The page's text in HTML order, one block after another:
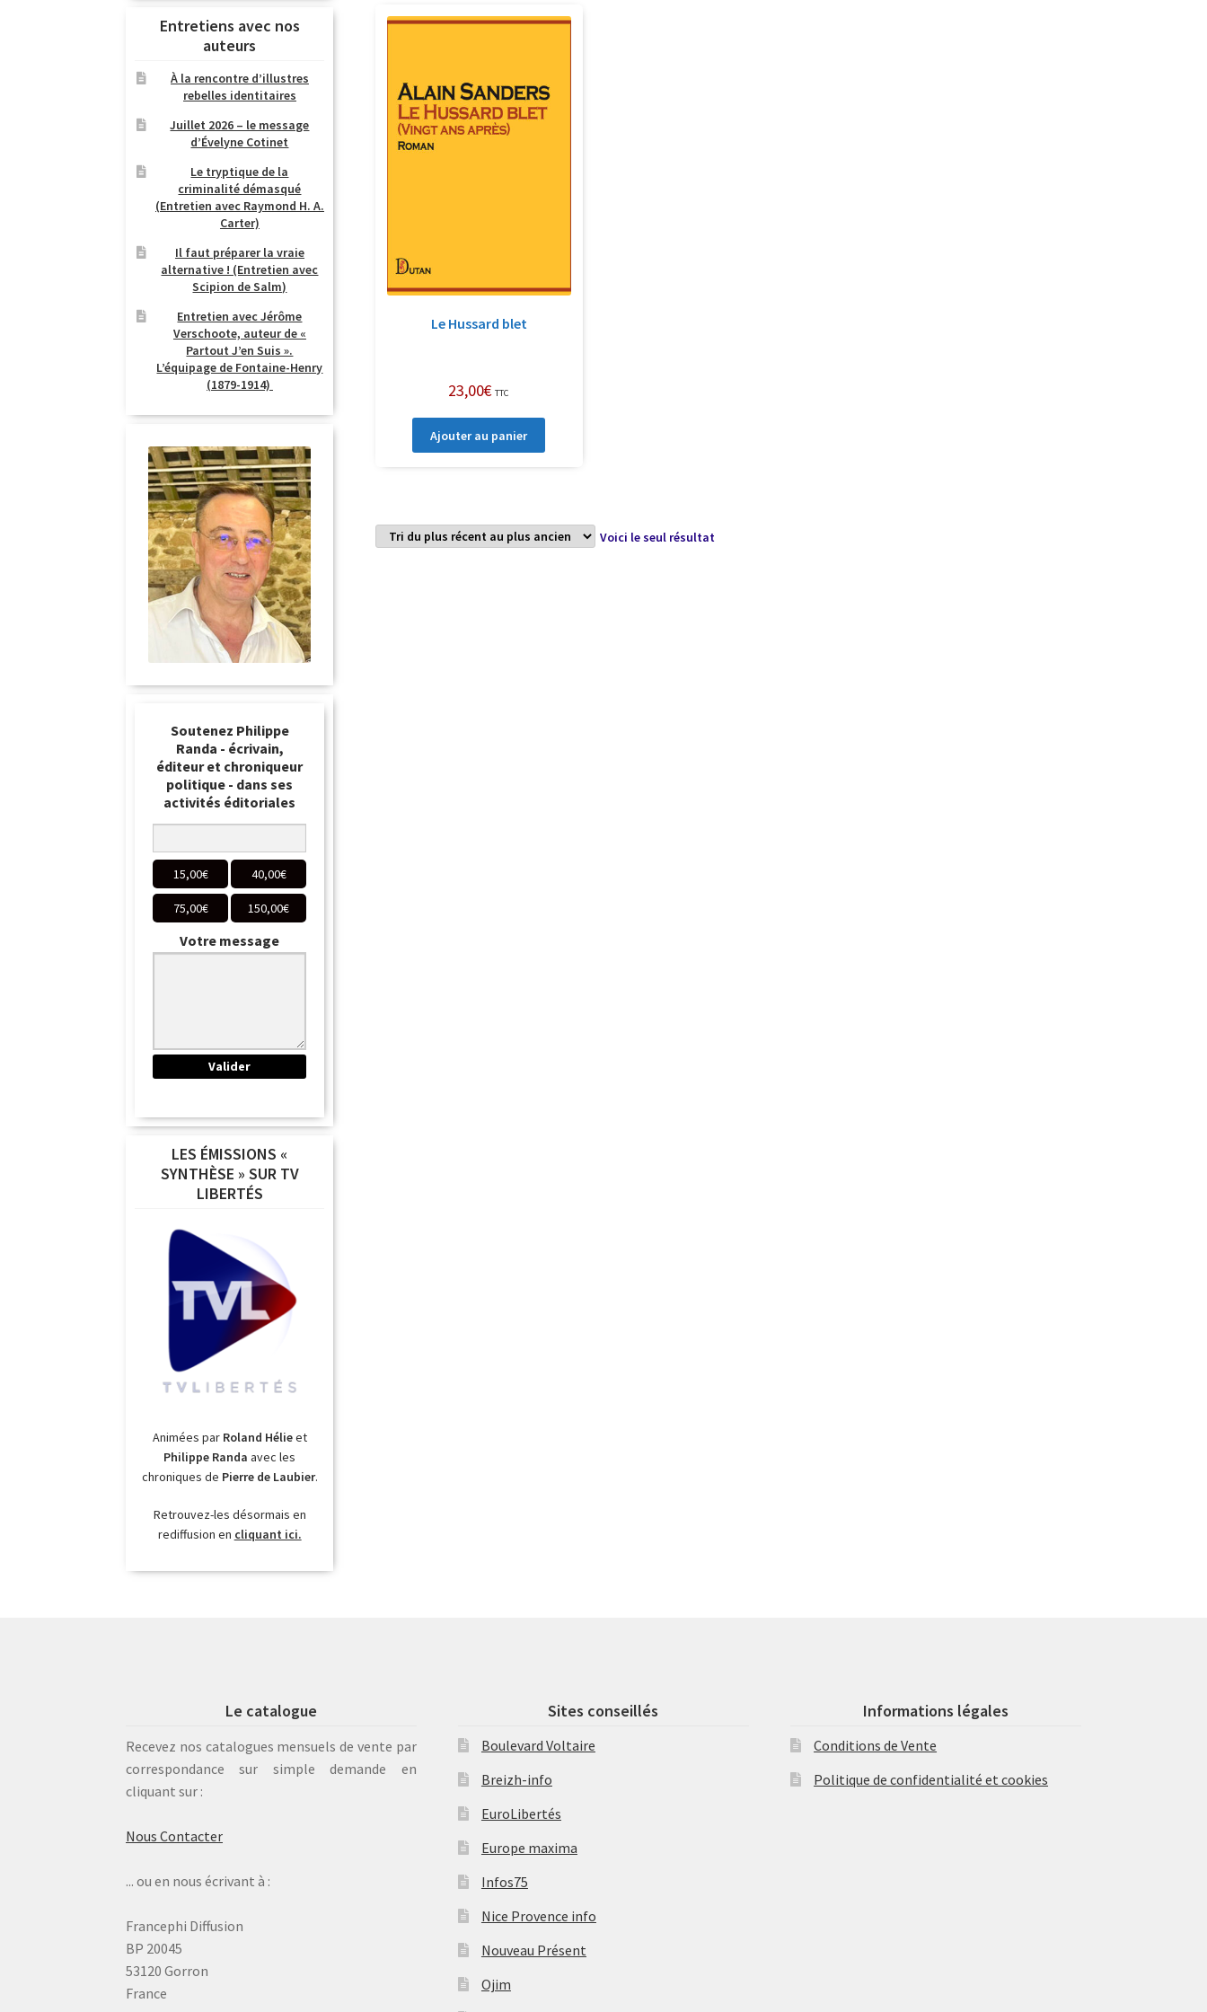
Le Hussard blet
23,00€ TTC
Ajouter au panier
Voici le seul résultat
Entretiens avec nos
auteurs
À la rencontre d’illustres
rebelles identitaires
Juillet 2026 – le message
d’Évelyne Cotinet
Le tryptique de la
criminalité démasqué
(Entretien avec Raymond H. A.
Carter)
Il faut préparer la vraie
alternative ! (Entretien avec
Scipion de Salm)
Entretien avec Jérôme
Verschoote, auteur de «
Partout J’en Suis ».
L’équipage de Fontaine-Henry
(1879-1914)
Soutenez Philippe
Randa - écrivain,
éditeur et chroniqueur
politique - dans ses
activités éditoriales
15,00€ 40,00€
75,00€ 150,00€
Votre message
LES ÉMISSIONS «
SYNTHÈSE » SUR TV
LIBERTÉS
Animées par Roland Hélieet
Philippe Randa avec les
chroniques de Pierre de Laubier.
Retrouvez-les désormais en
rediffusion en cliquant ici.
Le catalogue
Recevez nos catalogues mensuels de vente par
correspondance sur simple demande en
cliquant sur :
Nous Contacter
... ou en nous écrivant à :
Francephi Diffusion
BP 20045
53120 Gorron
France
Sites conseillés
Boulevard Voltaire
Breizh-info
EuroLibertés
Europe maxima
Infos75
Nice Provence info
Nouveau Présent
Ojim
Informations légales
Conditions de Vente
Politique de confidentialité et cookies